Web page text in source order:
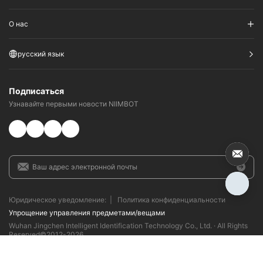
О нас
русский язык
Подписаться
Узнавайте первыми новости NIIMBOT
Юридическое уведомление:
Политика конфиденциальности
Упрощение управления предметами/вещами​
Wuhan Jingchen Intelligent Identification Technology Co., Ltd. · All Rights
Reserved©2012-2026